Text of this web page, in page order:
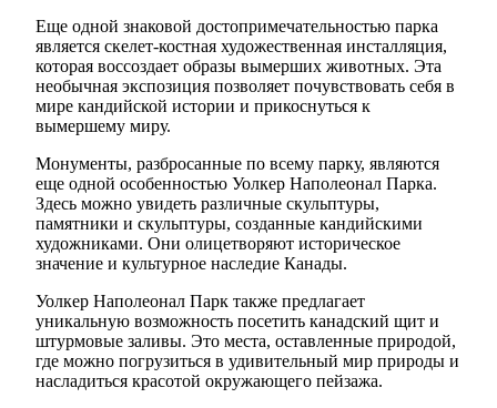
Еще одной знаковой достопримечательностью парка
является скелет-костная художественная инсталляция,
которая воссоздает образы вымерших животных. Эта
необычная экспозиция позволяет почувствовать себя в
мире кандийской истории и прикоснуться к
вымершему миру.
Монументы, разбросанные по всему парку, являются
еще одной особенностью Уолкер Наполеонал Парка.
Здесь можно увидеть различные скульптуры,
памятники и скульптуры, созданные кандийскими
художниками. Они олицетворяют историческое
значение и культурное наследие Канады.
Уолкер Наполеонал Парк также предлагает
уникальную возможность посетить канадский щит и
штурмовые заливы. Это места, оставленные природой,
где можно погрузиться в удивительный мир природы и
насладиться красотой окружающего пейзажа.